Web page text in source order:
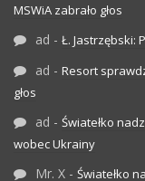
MSWiA zabrało głos
ad - Ł. Jastrzębski:
ad - Resort
głos
ad - Światełko
wobec Ukrainy
Mr. X - Światełko